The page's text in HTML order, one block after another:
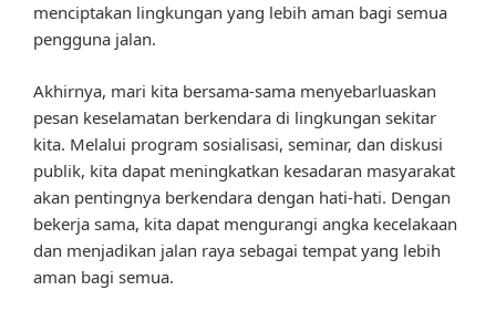
menciptakan lingkungan yang lebih aman bagi semua
pengguna jalan.
Akhirnya, mari kita bersama-sama menyebarluaskan
pesan keselamatan berkendara di lingkungan sekitar
kita. Melalui program sosialisasi, seminar, dan diskusi
publik, kita dapat meningkatkan kesadaran masyarakat
akan pentingnya berkendara dengan hati-hati. Dengan
bekerja sama, kita dapat mengurangi angka kecelakaan
dan menjadikan jalan raya sebagai tempat yang lebih
aman bagi semua.